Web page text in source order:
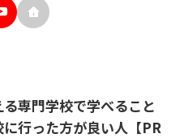
専門学校で学べること
に行った方が良い人【PR